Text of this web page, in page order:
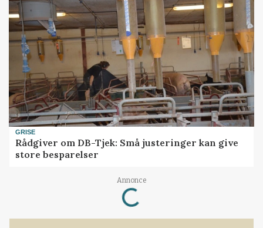
GRISE
Rådgiver om DB-Tjek: Små justeringer kan give
store besparelser
Annonce
Loading...